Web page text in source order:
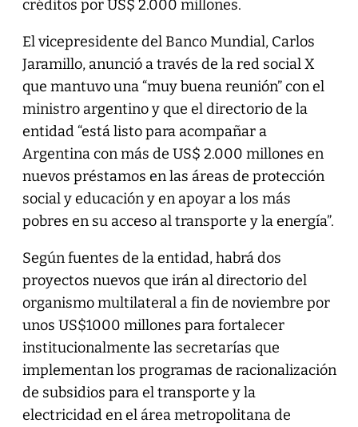
créditos por US$ 2.000 millones.
El vicepresidente del Banco Mundial, Carlos
Jaramillo, anunció a través de la red social X
que mantuvo una “muy buena reunión” con el
ministro argentino y que el directorio de la
entidad “está listo para acompañar a
Argentina con más de US$ 2.000 millones en
nuevos préstamos en las áreas de protección
social y educación y en apoyar a los más
pobres en su acceso al transporte y la energía”.
Según fuentes de la entidad, habrá dos
proyectos nuevos que irán al directorio del
organismo multilateral a fin de noviembre por
unos US$1000 millones para fortalecer
institucionalmente las secretarías que
implementan los programas de racionalización
de subsidios para el transporte y la
electricidad en el área metropolitana de